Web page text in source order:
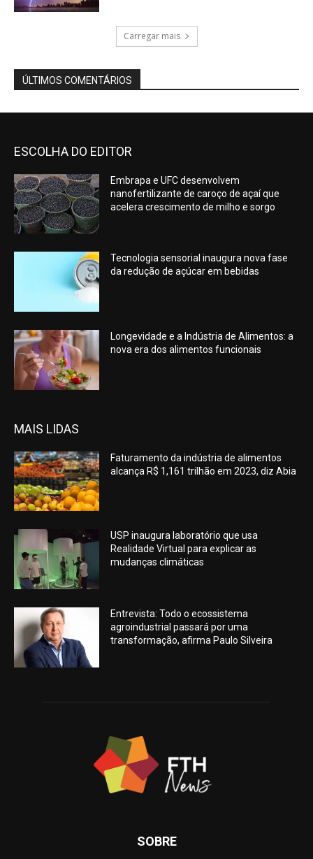
Carregar mais
ÚLTIMOS COMENTÁRIOS
ESCOLHA DO EDITOR
Embrapa e UFC desenvolvem
nanofertilizante de caroço de açaí que
acelera crescimento de milho e sorgo
Tecnologia sensorial inaugura nova fase
da redução de açúcar em bebidas
Longevidade e a Indústria de Alimentos: a
nova era dos alimentos funcionais
MAIS LIDAS
Faturamento da indústria de alimentos
alcança R$ 1,161 trilhão em 2023, diz Abia
USP inaugura laboratório que usa
Realidade Virtual para explicar as
mudanças climáticas
Entrevista: Todo o ecossistema
agroindustrial passará por uma
transformação, afirma Paulo Silveira
SOBRE